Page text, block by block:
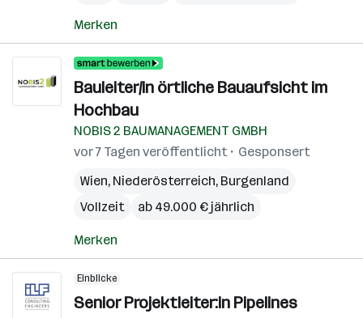
Merken
Bauleiter/in örtliche Bauaufsicht im
Hochbau
NOBIS 2 BAUMANAGEMENT GMBH
vor 7 Tagen veröffentlicht
Gesponsert
Wien, Niederösterreich, Burgenland
Vollzeit
ab 49.000 € jährlich
Merken
Einblicke
Senior Projektleiter:in Pipelines